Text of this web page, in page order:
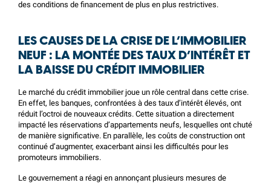
des conditions de financement de plus en plus restrictives.
LES CAUSES DE LA CRISE DE L’IMMOBILIER
NEUF : LA MONTÉE DES TAUX D’INTÉRÊT ET
LA BAISSE DU CRÉDIT IMMOBILIER
Le marché du crédit immobilier joue un rôle central dans cette crise.
En effet, les banques, confrontées à des taux d’intérêt élevés, ont
réduit l’octroi de nouveaux crédits. Cette situation a directement
impacté les réservations d’appartements neufs, lesquelles ont chuté
de manière significative. En parallèle, les coûts de construction ont
continué d’augmenter, exacerbant ainsi les difficultés pour les
promoteurs immobiliers.
Le gouvernement a réagi en annonçant plusieurs mesures de